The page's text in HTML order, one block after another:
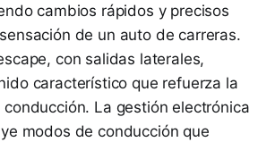
cambios rápidos y precisos
de un auto de carreras.
con salidas laterales,
característico que refuerza la
La gestión electrónica
modos de conducción que